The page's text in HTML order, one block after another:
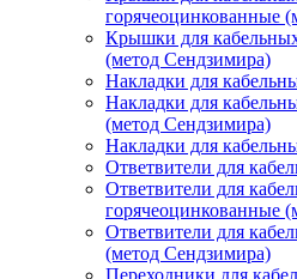
горячеоцинкованные
Крышки для
(метод Сендзимира)
Накладки для
Накладки для
(метод Сендзимира)
Накладки для
Ответвители для
Ответвители для
горячеоцинкованные
Ответвители для
(метод Сендзимира)
Переходники для